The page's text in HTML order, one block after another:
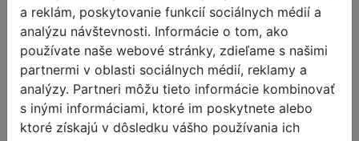
a reklám, poskytovanie funkcií sociálnych médií a
analýzu návštevnosti. Informácie o tom, ako
používate naše webové stránky, zdieľame s našimi
partnermi v oblasti sociálnych médií, reklamy a
analýzy. Partneri môžu tieto informácie kombinovať
s inými informáciami, ktoré im poskytnete alebo
ktoré získajú v dôsledku vášho používania ich
vlhkom a mokrom prostredí. Vďaka svojim
vlastnostiam zaistí dlhú životnosť a funkčnosť.
výberom ale nezabudnite, že síce sú podobné drevu,
ale chýba im ten prírodný vzhľad typický pre žalúzie z
pravého dreva alebo bambusu.
Žalúzie na mieru do